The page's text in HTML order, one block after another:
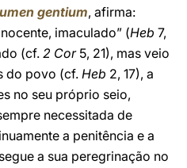
gentium, afirma:
imaculado” (Heb 7,
(cf.2 Cor5, 21), mas veio
do povo (cf. Heb 2, 17), a
no seu próprio seio,
necessitada de
a penitência e a
a sua peregrinação no